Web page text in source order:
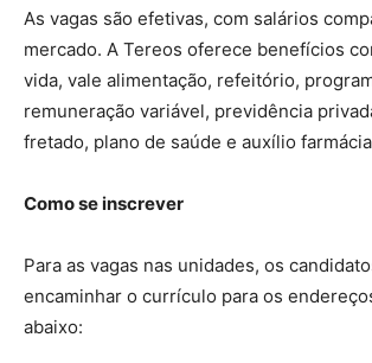
As vagas são efetivas, com salários
mercado. A Tereos oferece benefícios
vida, vale alimentação, refeitório,
remuneração variável, previdência
fretado, plano de saúde e auxílio
Como se inscrever
Para as vagas nas unidades, os
encaminhar o currículo para os
abaixo: